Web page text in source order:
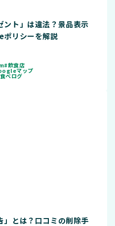
ト」は違法？景品表示
リシーを解説
#飲食店
マップ
べログ
とは？口コミの削除手